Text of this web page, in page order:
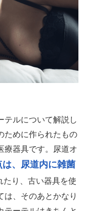
テルについて解説し
ために作られたもの
療器具です。尿道オ
、尿道内に雑菌
たり、古い器具を使
は、そのあとかなり